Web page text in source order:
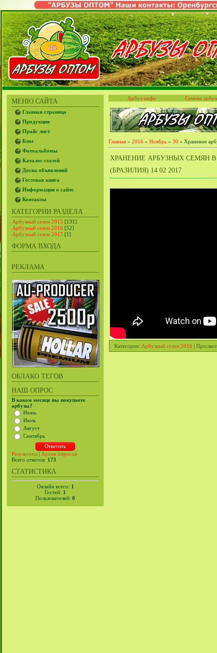
МЕНЮ САЙТА
Главная страница
Продукция
Прайс лист
Блог
Фотоальбомы
Каталог статей
Доска объявлений
Гостевая книга
Информация о сайте
Контакты
КАТЕГОРИИ РАЗДЕЛА
Арбузный сезон 2015 [131]
Арбузный сезон 2016 [52]
Арбузный сезон 2017 [1]
ФОРМА ВХОДА
РЕКЛАМА
ОБЛАКО ТЕГОВ
НАШ ОПРОС
В каком месяце вы покупаете
арбузы?
Июнь
Июль
Август
Сентябрь
Результаты | Архив опросов
Всего ответов: 173
СТАТИСТИКА
Онлайн всего: 1
Гостей: 1
Пользователей: 0
Арбуз-инфо Семена
Главная » 2016 » Ноябрь » 30 » Хранение
ХРАНЕНИЕ АРБУЗНЫХ СЕМЯН
(БРАЗИЛИЯ) 14 02 2017
Категория: Арбузный сезон 2016 |